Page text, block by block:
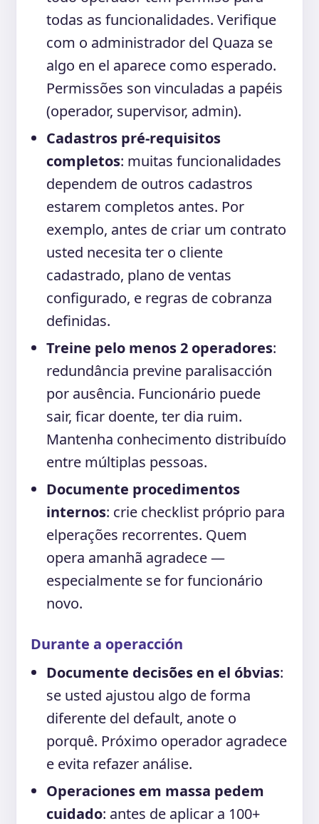
todas as funcionalidades. Verifique
com o administrador del Quaza se
algo en el aparece como esperado.
Permissões son vinculadas a papéis
(operador, supervisor, admin).
Cadastros pré-requisitos
completos: muitas funcionalidades
dependem de outros cadastros
estarem completos antes. Por
exemplo, antes de criar um contrato
usted necesita ter o cliente
cadastrado, plano de ventas
configurado, e regras de cobranza
definidas.
Treine pelo menos 2 operadores:
redundância previne paralisacción
por ausência. Funcionário puede
sair, ficar doente, ter dia ruim.
Mantenha conhecimento distribuído
entre múltiplas pessoas.
Documente procedimentos
internos: crie checklist próprio para
elperações recorrentes. Quem
opera amanhã agradece —
especialmente se for funcionário
novo.
Durante a operacción
Documente decisões en el óbvias:
se usted ajustou algo de forma
diferente del default, anote o
porquê. Próximo operador agradece
e evita refazer análise.
Operaciones em massa pedem
cuidado: antes de aplicar a 100+